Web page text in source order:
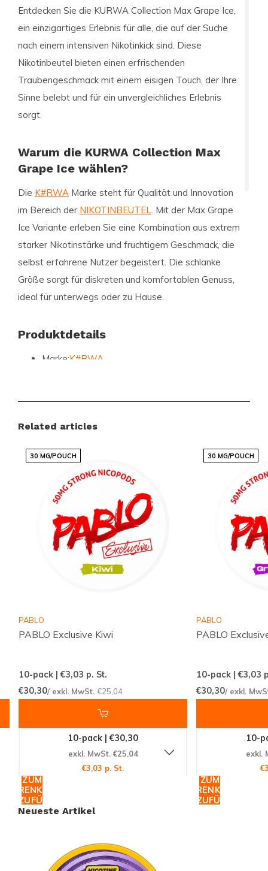
Entdecken Sie die KURWA Collection Max Grape Ice,
ein einzigartiges Erlebnis für alle, die auf der Suche
nach einem intensiven Nikotinkick sind. Diese
Nikotinbeutel bieten einen erfrischenden
Traubengeschmack mit einem eisigen Touch, der Ihre
Sinne belebt und für ein unvergleichliches Erlebnis
sorgt.
Warum die KURWA Collection Max
Grape Ice wählen?
Die K#RWA Marke steht für Qualität und Innovation
im Bereich der NIKOTINBEUTEL. Mit der Max Grape
Ice Variante erleben Sie eine Kombination aus extrem
starker Nikotinstärke und fruchtigem Geschmack, die
selbst erfahrene Nutzer begeistert. Die schlanke
Größe sorgt für diskreten und komfortablen Genuss,
ideal für unterwegs oder zu Hause.
Produktdetails
Marke:K#RWA
Größe:SCHLANK
Jetzt entdecken und genießen
Verpassen Sie nicht die Gelegenheit, die KURWA
Collection Max Grape Ice zu probieren. Bestellen Sie
noch heute und erleben Sie die perfekte Mischung
aus Geschmack und Stärke. Schließen Sie sich der
globalen Gemeinschaft zufriedener Kunden an, die
Snussie.comvertrauen. Greifen Sie schnell zu,
Related articles
30 MG/POUCH
PABLO
PABLO Exclusive Kiwi
10-pack | €3,03 p. St.
€30,30/ exkl. MwSt.€25,04
10-pack | €30,30
exkl. MwSt. €25,04
€3,03 p. St.
ZUM
WARENKORB
HINZUFÜGEN
30 MG/POUCH
PABLO
PABLO
10-pack | €3,03
€30,30/ exkl.
10-
exkl.
ZUM
WARENKORB
HINZUFÜGEN
Neueste Artikel